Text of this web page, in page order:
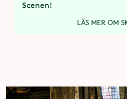
Scenen!
LÄS MER OM